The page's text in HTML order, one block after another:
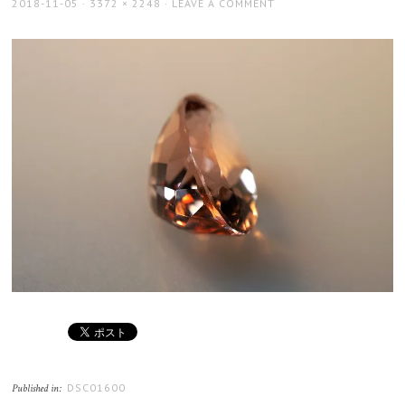
2018-11-05 3372 × 2248 LEAVE A COMMENT
Published in: DSC01600